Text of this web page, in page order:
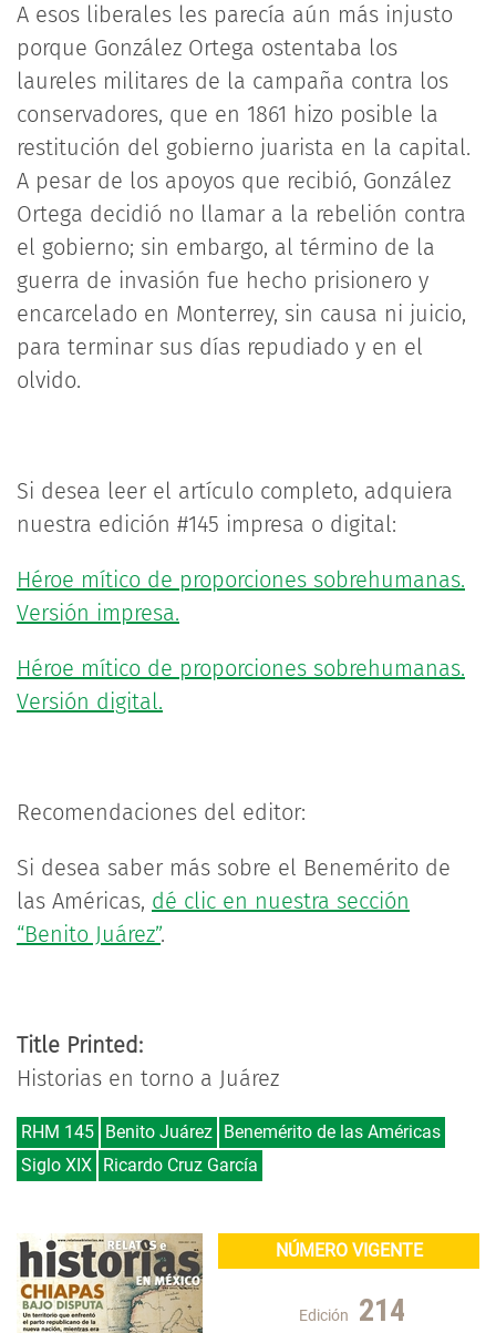
A esos liberales les parecía aún más injusto
porque González Ortega ostentaba los
laureles militares de la campaña contra los
conservadores, que en 1861 hizo posible la
restitución del gobierno juarista en la capital.
A pesar de los apoyos que recibió, González
Ortega decidió no llamar a la rebelión contra
el gobierno; sin embargo, al término de la
guerra de invasión fue hecho prisionero y
encarcelado en Monterrey, sin causa ni juicio,
para terminar sus días repudiado y en el
olvido.
Si desea leer el artículo completo, adquiera
nuestra edición #145 impresa o digital:
Héroe mítico de proporciones sobrehumanas.
Versión impresa.
Héroe mítico de proporciones sobrehumanas.
Versión digital.
Recomendaciones del editor:
Si desea saber más sobre el Benemérito de
las Américas, dé clic en nuestra sección
“Benito Juárez”.
Title Printed:
Historias en torno a Juárez
RHM 145 Benito Juárez Benemérito de las Américas
Siglo XIX Ricardo Cruz García
NÚMERO VIGENTE
Edición 214